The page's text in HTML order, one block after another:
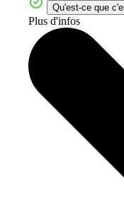
Qu'est-ce que
Plus d'infos